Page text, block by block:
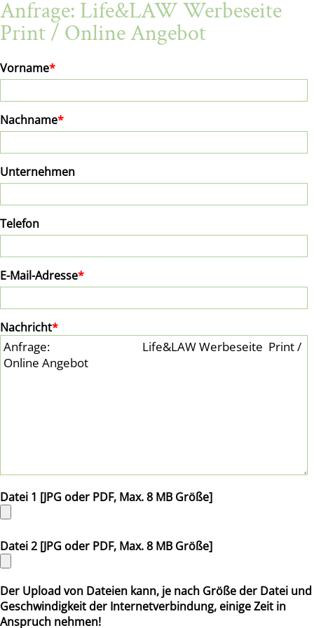
Anfrage: Life&LAW Werbeseite
Print / Online Angebot
Vorname*
Nachname*
Unternehmen
Telefon
E-Mail-Adresse*
Nachricht*
Datei 1 [JPG oder PDF, Max. 8 MB Größe]
Datei 2 [JPG oder PDF, Max. 8 MB Größe]
Der Upload von Dateien kann, je nach Größe der Datei und
Geschwindigkeit der Internetverbindung, einige Zeit in
Anspruch nehmen!